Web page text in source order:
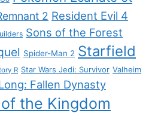
2 Resident Evil 4
Sons of the Forest
Spider-Man 2 Starfield
R Star Wars Jedi: Survivor Valheim
Fallen Dynasty
the Kingdom